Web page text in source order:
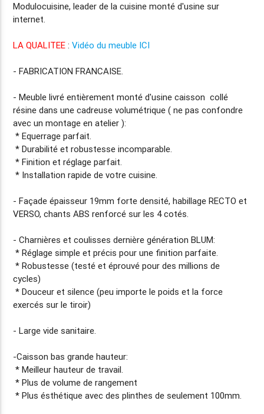
Modulocuisine, leader de la cuisinemonté d'usine sur
internet.
LA QUALITEE :Vidéo du meuble ICI
-FABRICATION FRANCAISE.
- Meuble livré entièrementmonté d'usine caisson collé
résine dans une cadreuse volumétrique ( ne pas confondre
avec un montage en atelier ):
* Equerrage parfait.
* Durabilité et robustesse incomparable.
* Finition et réglage parfait.
* Installation rapide de votre cuisine.
- Façadeépaisseur 19mm forte densité, habillage RECTO et
VERSO, chants ABS renforcé sur les 4 cotés.
- Charnières et coulisses dernière génération BLUM:
* Réglage simple et précis pour une finition parfaite.
* Robustesse (testé et éprouvé pour des millions de
cycles)
* Douceur et silence (peu importe le poids et la force
exercés sur le tiroir)
- Large vide sanitaire.
-Caisson bas grande hauteur:
* Meilleur hauteur de travail.
* Plus de volume de rangement
* Plus ésthétique avec des plinthes de seulement 100mm.